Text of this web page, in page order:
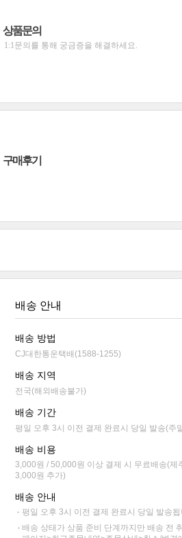
상품문의
1:1문의를 통해 궁금증을 해결하세요.
구매후기
배송 안내
배송 방법
CJ대한통운택배(1588-1255)
배송 지역
전국(해외배송불가)
배송 기간
평일 오후 3시 이전 결제 완료시 당일 발송(주
배송 비용
3,000원 / 50,000원 이상 결제 시 무료배송(제
3,000원 추가)
배송 안내
평일 오후 3시 이전 결제 완료시 당일 발송됩
배송 상태가 상품 준비 단계까지만 배송 전